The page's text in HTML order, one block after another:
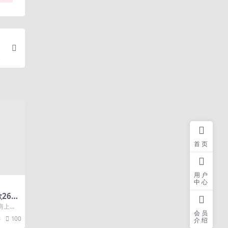
26
上蝶
100
首页
用户
中心
会员
介绍